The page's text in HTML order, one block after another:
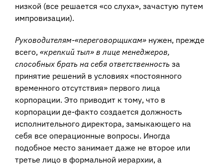
низкой (все решается «со слуха», зачастую путем
импровизации).
Руководителям-«переговорщикам» нужен, прежде
всего, «крепкий тыл» в лице менеджеров,
способных брать на себя ответственность за
принятие решений в условиях «постоянного
временного отсутствия» первого лица
корпорации. Это приводит к тому, что в
корпорации де-факто создается должность
исполнительного директора, замыкающего на
себя все операционные вопросы. Иногда
подобное место занимает даже не второе или
третье лицо в формальной иерархии, а